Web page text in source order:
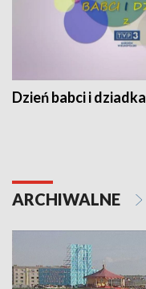
Dzień babci i dziadka
ARCHIWALNE